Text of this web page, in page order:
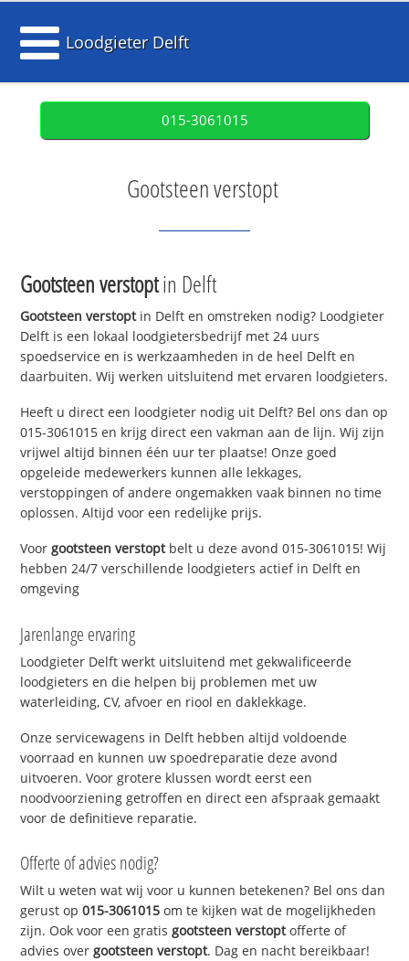
Loodgieter Delft
015-3061015
Gootsteen verstopt
Gootsteen verstoptin Delft
Gootsteen verstoptin Delft en omstreken nodig? Loodgieter
Delft is een lokaal loodgietersbedrijf met 24 uurs
spoedservice en is werkzaamheden in de heel Delft en
daarbuiten. Wij werken uitsluitend met ervaren loodgieters.
Heeft u direct een loodgieter nodig uit Delft? Bel ons dan op
015-3061015 en krijg direct een vakman aan de lijn. Wij zijn
vrijwel altijd binnen één uur ter plaatse! Onze goed
opgeleide medewerkers kunnen alle lekkages,
verstoppingen of andere ongemakken vaak binnen no time
oplossen. Altijd voor een redelijke prijs.
Voorgootsteen verstoptbelt u deze avond 015-3061015! Wij
hebben 24/7 verschillende loodgieters actief in Delft en
omgeving
Jarenlange ervaring
Loodgieter Delft werkt uitsluitend met gekwalificeerde
loodgieters en die helpen bij problemen met uw
waterleiding, CV, afvoer en riool en daklekkage.
Onze servicewagens in Delft hebben altijd voldoende
voorraad en kunnen uw spoedreparatie deze avond
uitvoeren. Voor grotere klussen wordt eerst een
noodvoorziening getroffen en direct een afspraak gemaakt
voor de definitieve reparatie.
Offerte of advies nodig?
Wilt u weten wat wij voor u kunnen betekenen? Bel ons dan
gerust op015-3061015 om te kijken wat de mogelijkheden
zijn. Ook voor een gratisgootsteen verstoptofferte of
advies overgootsteen verstopt. Dag en nacht bereikbaar!